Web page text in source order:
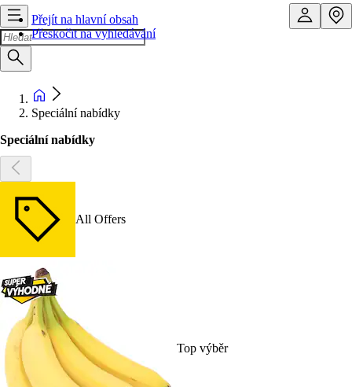
Přejít na hlavní obsah
Přeskočit na vyhledávání
Speciální nabídky
Speciální nabídky
All Offers
Top výběr